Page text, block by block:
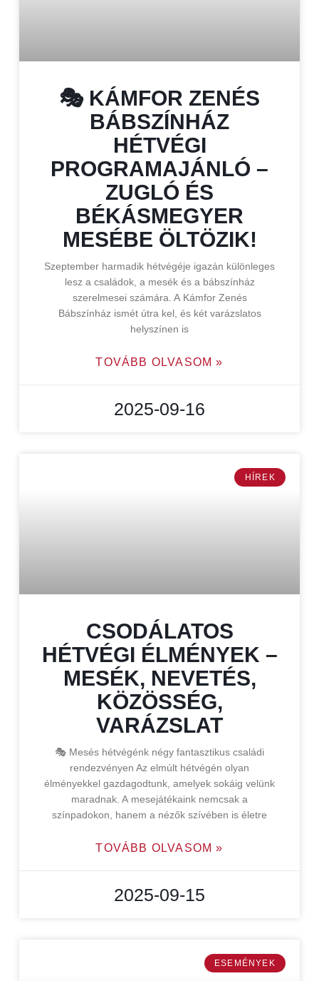
🎭 KÁMFOR ZENÉS
BÁBSZÍNHÁZ
HÉTVÉGI
PROGRAMAJÁNLÓ –
ZUGLÓ ÉS
BÉKÁSMEGYER
MESÉBE ÖLTÖZIK!
Szeptember harmadik hétvégéje igazán különleges
lesz a családok, a mesék és a bábszínház
szerelmesei számára. A Kámfor Zenés
Bábszínház ismét útra kel, és két varázslatos
helyszínen is
TOVÁBB OLVASOM »
2025-09-16
HÍREK
CSODÁLATOS
HÉTVÉGI ÉLMÉNYEK –
MESÉK, NEVETÉS,
KÖZÖSSÉG,
VARÁZSLAT
🎭 Mesés hétvégénk négy fantasztikus családi
rendezvényen Az elmúlt hétvégén olyan
élményekkel gazdagodtunk, amelyek sokáig velünk
maradnak. A mesejátékaink nemcsak a
színpadokon, hanem a nézők szívében is életre
TOVÁBB OLVASOM »
2025-09-15
ESEMÉNYEK